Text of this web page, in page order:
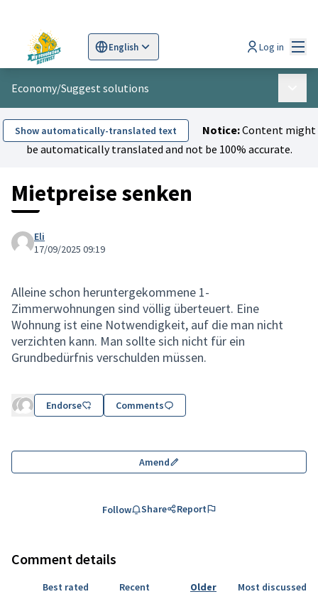
English
Sprache wählen Scegli la lingua
Log in
Economy/Suggest solutions
Show automatically-translated text Notice:Content might
be automatically translated and not be 100% accurate.
Mietpreise senken
Eli
17/09/2025 09:19
Alleine schon heruntergekommene 1-
Zimmerwohnungen sind völlig überteuert. Eine
Wohnung ist eine Notwendigkeit, auf die man nicht
verzichten kann. Man sollte sich nicht für ein
Grundbedürfnis verschulden müssen.
Endorse Comments
Amend
Follow Share Report
Comment details
Best rated Recent Older Most discussed